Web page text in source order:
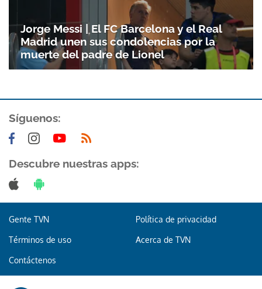
Gracias por suscribirte a nuestro boletín.
Jorge Messi | El FC Barcelona y el Real
Madrid unen sus condolencias por la
muerte del padre de Lionel
Síguenos:
Descubre nuestras apps:
Gente TVN Política de privacidad
Términos de uso Acerca de TVN
Contáctenos